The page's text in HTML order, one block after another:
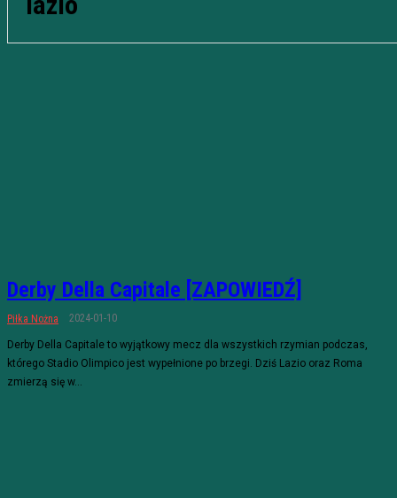
Derby Della Capitale [ZAPOWIEDŹ]
Piłka Nożna 2024-01-10
Derby Della Capitale to wyjątkowy mecz dla wszystkich rzymian podczas,
którego Stadio Olimpico jest wypełnione po brzegi. Dziś Lazio oraz Roma
zmierzą się w...